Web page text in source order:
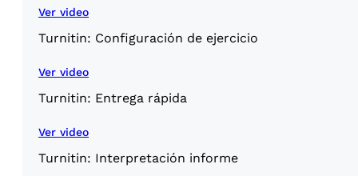
Ver video
Turnitin: Configuración de ejercicio
Ver video
Turnitin: Entrega rápida
Ver video
Turnitin: Interpretación informe